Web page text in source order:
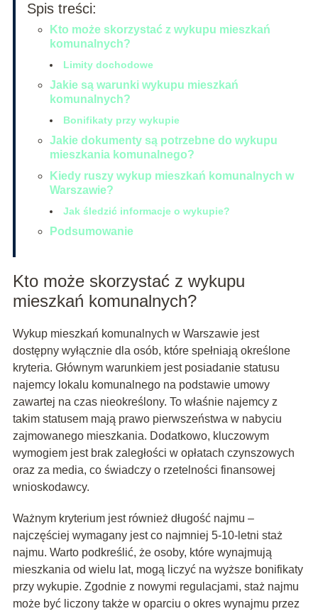
Spis treści:
Kto może skorzystać z wykupu mieszkań
komunalnych?
Limity dochodowe
Jakie są warunki wykupu mieszkań
komunalnych?
Bonifikaty przy wykupie
Jakie dokumenty są potrzebne do wykupu
mieszkania komunalnego?
Kiedy ruszy wykup mieszkań komunalnych w
Warszawie?
Jak śledzić informacje o wykupie?
Podsumowanie
Kto może skorzystać z wykupu
mieszkań komunalnych?
Wykup mieszkań komunalnych w Warszawie jest
dostępny wyłącznie dla osób, które spełniają określone
kryteria. Głównym warunkiem jest posiadanie statusu
najemcy lokalu komunalnego na podstawie umowy
zawartej na czas nieokreślony. To właśnie najemcy z
takim statusem mają prawo pierwszeństwa w nabyciu
zajmowanego mieszkania. Dodatkowo, kluczowym
wymogiem jest brak zaległości w opłatach czynszowych
oraz za media, co świadczy o rzetelności finansowej
wnioskodawcy.
Ważnym kryterium jest również długość najmu –
najczęściej wymagany jest co najmniej 5-10-letni staż
najmu. Warto podkreślić, że osoby, które wynajmują
mieszkania od wielu lat, mogą liczyć na wyższe bonifikaty
przy wykupie. Zgodnie z nowymi regulacjami, staż najmu
może być liczony także w oparciu o okres wynajmu przez